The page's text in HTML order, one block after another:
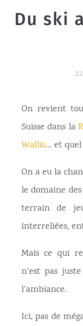
Du ski
On revient
Suisse dans la
Wallis… et quel
On a eu la
le domaine
terrain de
interreliées,
Mais ce qui
n’est pas
l’ambiance.
Ici, pas de